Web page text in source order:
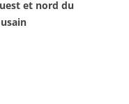
et nord du